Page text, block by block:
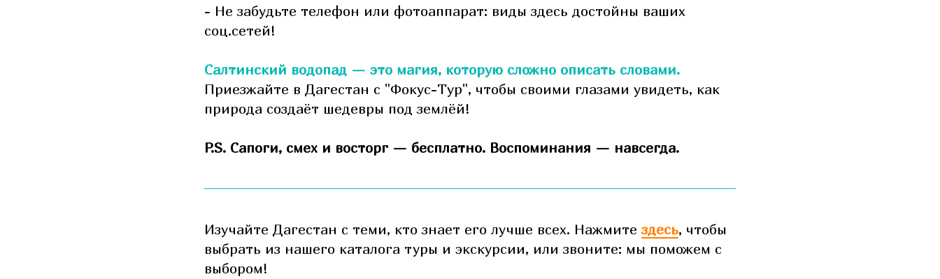
- Не забудьте телефон или фотоаппарат: виды здесь достойны ваших
соц.сетей!
Салтинский водопад — это магия, которую сложно описать словами.
Приезжайте в Дагестан с "Фокус-Тур", чтобы своими глазами увидеть, как
природа создаёт шедевры под землёй!
P.S. Сапоги, смех и восторг — бесплатно. Воспоминания — навсегда.
Изучайте Дагестан с теми, кто знает его лучше всех. Нажмите здесь, чтобы
выбрать из нашего каталога туры и экскурсии, или звоните: мы поможем с
выбором!